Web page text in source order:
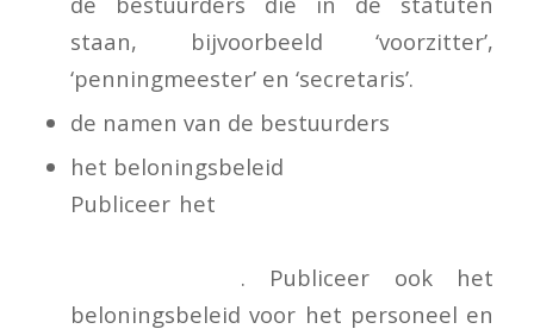
staan, bijvoorbeeld ‘voorzitter’,
‘penningmeester’ en ‘secretaris’.
de namen van de bestuurders
het beloningsbeleid
Publiceer het
. Publiceer ook het
beloningsbeleid voor het personeel en